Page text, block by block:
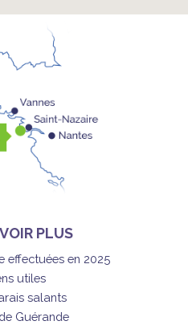
PLUS
effectuées en 2025
utiles
salants
Guérande